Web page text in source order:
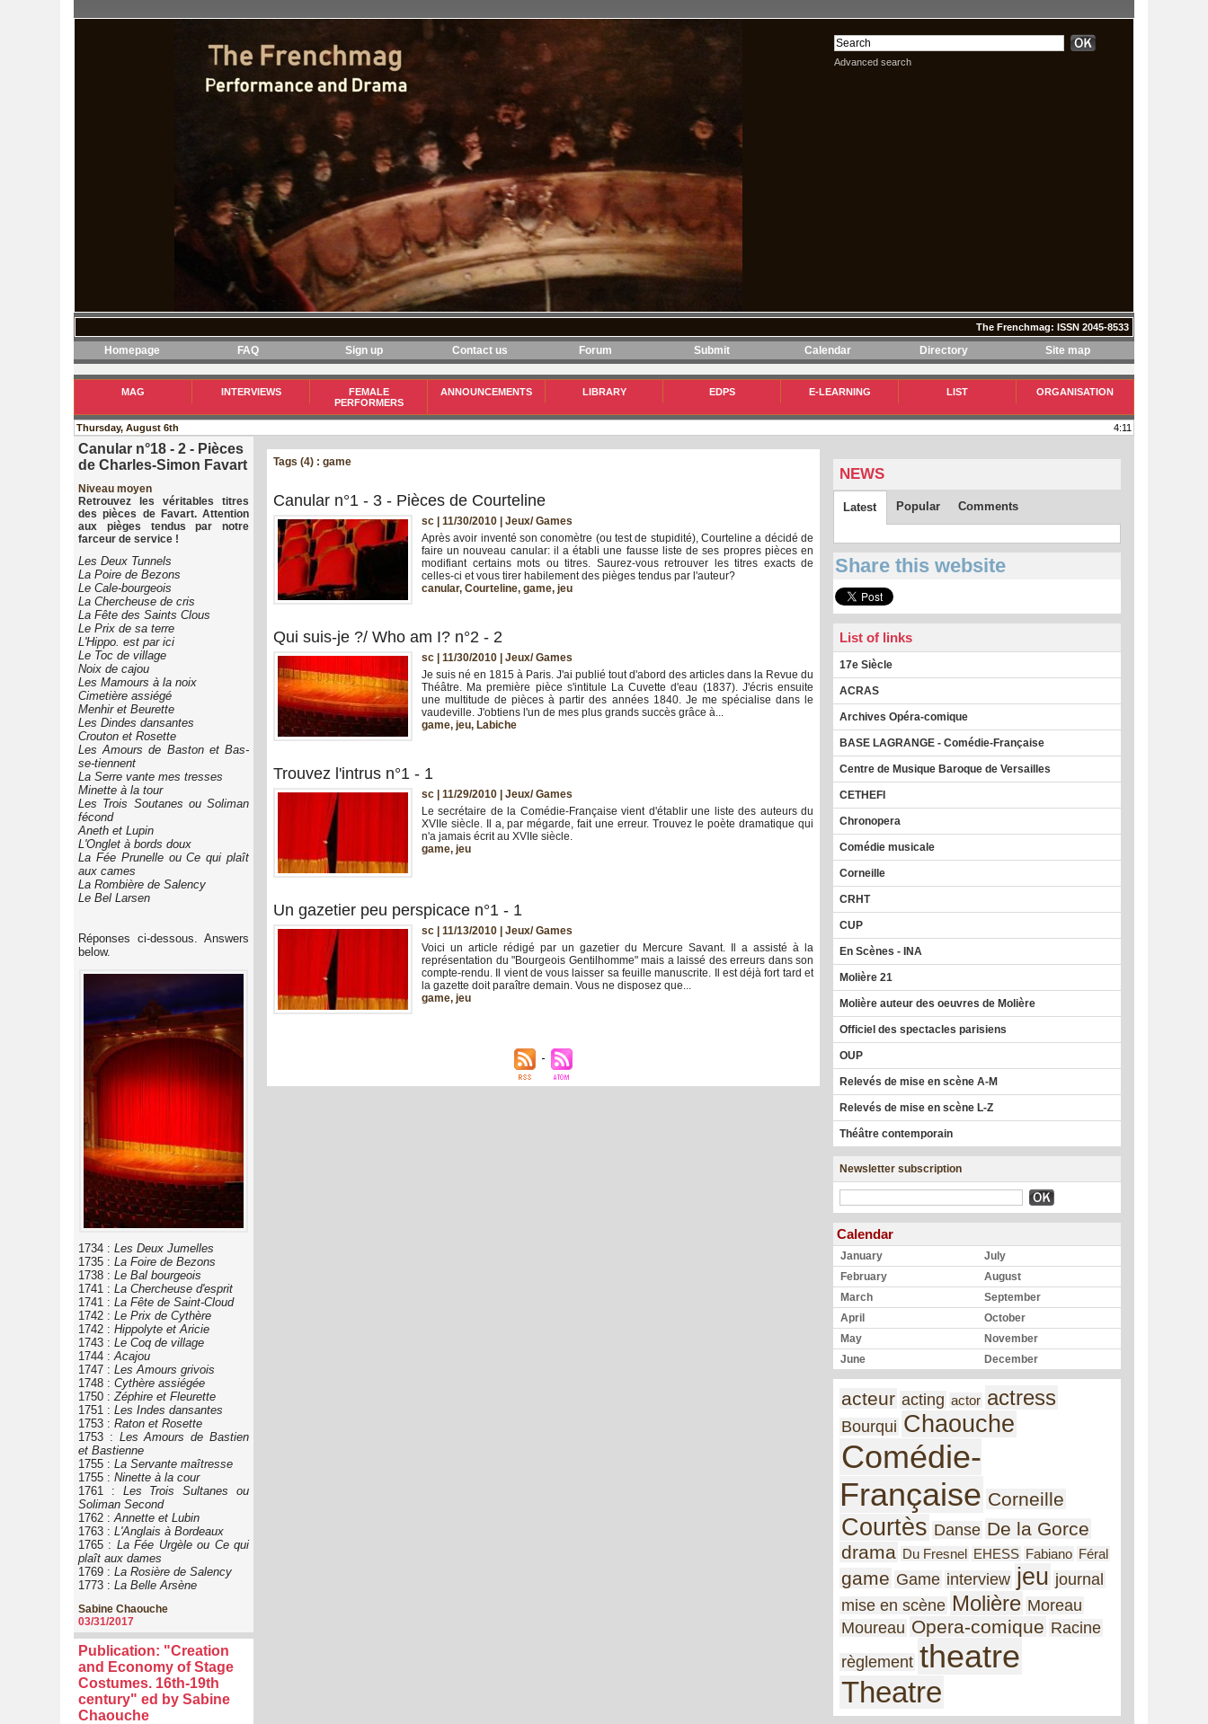
Advanced search
The Frenchmag: ISSN 2045-8533
Homepage FAQ Sign up Contact us Forum Submit Calendar Directory Site map
MAG INTERVIEWS
FEMALE
PERFORMERS
ANNOUNCEMENTS LIBRARY EDPS E-LEARNING LIST ORGANISATION
Thursday, August 6th 4:11
Canular n°18 - 2 - Pièces
de Charles-Simon Favart
Niveau moyen
Retrouvez les véritables titres
des pièces de Favart. Attention
aux pièges tendus par notre
farceur de service !
Les Deux Tunnels
La Poire de Bezons
Le Cale-bourgeois
La Chercheuse de cris
La Fête des Saints Clous
Le Prix de sa terre
L'Hippo. est par ici
Le Toc de village
Noix de cajou
Les Mamours à la noix
Cimetière assiégé
Menhir et Beurette
Les Dindes dansantes
Crouton et Rosette
Les Amours de Baston et Bas-
se-tiennent
La Serre vante mes tresses
Minette à la tour
Les Trois Soutanes ou Soliman
fécond
Aneth et Lupin
L'Onglet à bords doux
La Fée Prunelle ou Ce qui plaît
aux cames
La Rombière de Salency
Le Bel Larsen
Réponses ci-dessous. Answers
below.
1734 : Les Deux Jumelles
1735 : La Foire de Bezons
1738 : Le Bal bourgeois
1741 : La Chercheuse d'esprit
1741 : La Fête de Saint-Cloud
1742 : Le Prix de Cythère
1742 : Hippolyte et Aricie
1743 : Le Coq de village
1744 : Acajou
1747 : Les Amours grivois
1748 : Cythère assiégée
1750 : Zéphire et Fleurette
1751 : Les Indes dansantes
1753 : Raton et Rosette
1753 : Les Amours de Bastien
et Bastienne
1755 : La Servante maîtresse
1755 : Ninette à la cour
1761 : Les Trois Sultanes ou
Soliman Second
1762 : Annette et Lubin
1763 : L'Anglais à Bordeaux
1765 : La Fée Urgèle ou Ce qui
plaît aux dames
1769 : La Rosière de Salency
1773 : La Belle Arsène
Sabine Chaouche
03/31/2017
Publication: "Creation
and Economy of Stage
Costumes. 16th-19th
century" ed by Sabine
Chaouche
Tags (4) : game
Canular n°1 - 3 - Pièces de Courteline
sc | 11/30/2010
Jeux/ Games
Après avoir inventé son conomètre (ou test de stupidité), Courteline a décidé de
faire un nouveau canular: il a établi une fausse liste de ses propres pièces en
modifiant certains mots ou titres. Saurez-vous retrouver les titres exacts de
celles-ci et vous tirer habilement des pièges tendus par l'auteur?
canular, Courteline, game, jeu
Qui suis-je ?/ Who am I? n°2 - 2
sc | 11/30/2010
Jeux/ Games
Je suis né en 1815 à Paris. J'ai publié tout d'abord des articles dans la Revue du
Théâtre. Ma première pièce s'intitule La Cuvette d'eau (1837). J'écris ensuite
une multitude de pièces à partir des années 1840. Je me spécialise dans le
vaudeville. J'obtiens l'un de mes plus grands succès grâce à...
game, jeu, Labiche
Trouvez l'intrus n°1 - 1
sc | 11/29/2010
Jeux/ Games
Le secrétaire de la Comédie-Française vient d'établir une liste des auteurs du
XVIIe siècle. Il a, par mégarde, fait une erreur. Trouvez le poète dramatique qui
n'a jamais écrit au XVIIe siècle.
game, jeu
Un gazetier peu perspicace n°1 - 1
sc | 11/13/2010
Jeux/ Games
Voici un article rédigé par un gazetier du Mercure Savant. Il a assisté à la
représentation du "Bourgeois Gentilhomme" mais a laissé des erreurs dans son
compte-rendu. Il vient de vous laisser sa feuille manuscrite. Il est déjà fort tard et
la gazette doit paraître demain. Vous ne disposez que...
game, jeu
NEWS
Latest Popular Comments
Share this website
List of links
17e Siècle
ACRAS
Archives Opéra-comique
BASE LAGRANGE - Comédie-Française
Centre de Musique Baroque de Versailles
CETHEFI
Chronopera
Comédie musicale
Corneille
CRHT
CUP
En Scènes - INA
Molière 21
Molière auteur des oeuvres de Molière
Officiel des spectacles parisiens
OUP
Relevés de mise en scène A-M
Relevés de mise en scène L-Z
Théâtre contemporain
Newsletter subscription
Calendar
January
February
March
April
May
June
July
August
September
October
November
December
acteur acting actor actress
Bourqui Chaouche
Comédie-
Française Corneille
Courtès Danse De la Gorce
drama Du Fresnel EHESS Fabiano Féral
game Game interview jeu journal
mise en scène Molière Moreau
Moureau Opera-comique Racine
règlement theatre
Theatre